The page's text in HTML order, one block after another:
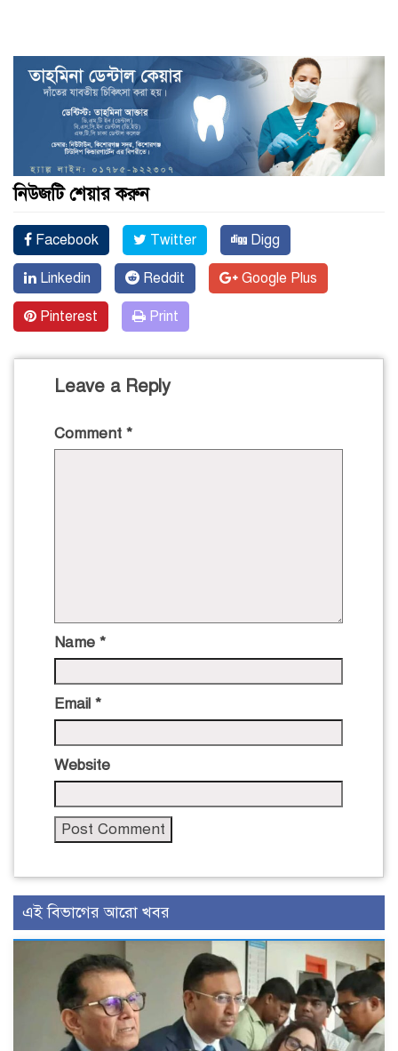
নিউজটি শেয়ার করুন
Facebook Twitter Digg
Linkedin Reddit Google Plus
Pinterest Print
Leave a Reply
Comment *
Name *
Email *
Website
এই বিভাগের আরো খবর